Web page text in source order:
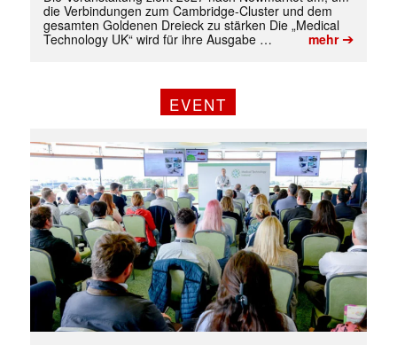
✕
die Verbindungen zum Cambridge-Cluster und dem
gesamten Goldenen Dreieck zu stärken Die „Medical
Technology UK“ wird für ihre Ausgabe …
mehr➔
EVENT